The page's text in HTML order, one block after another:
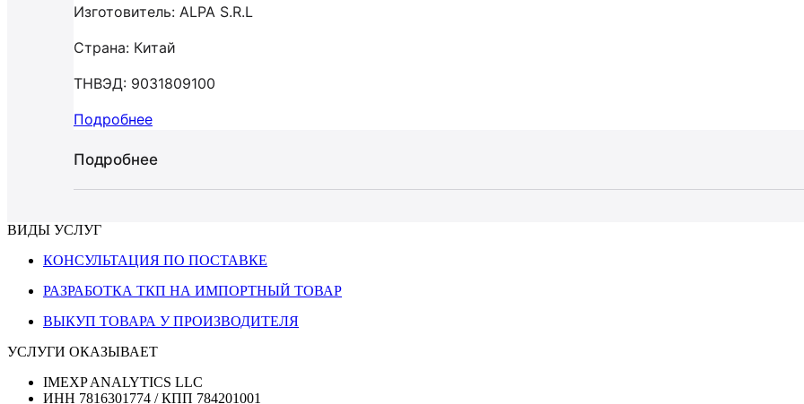
Изготовитель: ALPA S.R.L
Страна: Китай
ТНВЭД: 9031809100
Подробнее
Подробнее
ВИДЫ УСЛУГ
КОНСУЛЬТАЦИЯ ПО ПОСТАВКЕ
РАЗРАБОТКА ТКП НА ИМПОРТНЫЙ ТОВАР
ВЫКУП ТОВАРА У ПРОИЗВОДИТЕЛЯ
УСЛУГИ ОКАЗЫВАЕТ
IMEXP ANALYTICS LLC
ИНН 7816301774 / КПП 784201001